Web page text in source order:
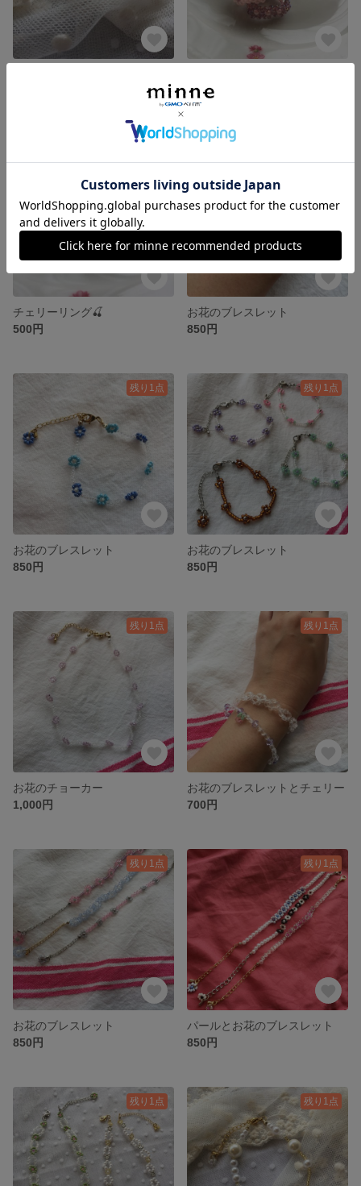
500円
チェリーリング🍒
500円
お花のブレスレット
850円
残り1点
お花のブレスレット
850円
残り1点
お花のブレスレット
850円
残り1点
お花のチョーカー
1,000円
残り1点
お花のブレスレットとチェリー
700円
残り1点
お花のブレスレット
850円
残り1点
パールとお花のブレスレット
850円
残り1点 残り1点